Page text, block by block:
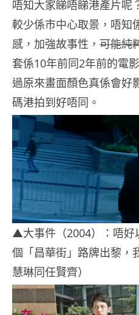
唔知大家睇唔睇港產片呢
較少係市中心取景，唔知
感，加強故事性， 可能純
套係10年前同2年前的電
過原來畫面顏色真係會好
碼港拍到好唔同。
▲大事件（2004）：唔好
個「昌華街」路牌出黎，
慧琳同任賢齊）